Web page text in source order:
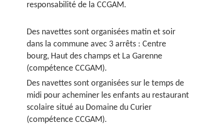
responsabilité de la CCGAM.
Des navettes sont organisées matin et soir
dans la commune avec 3 arrêts : Centre
bourg, Haut des champs et La Garenne
(compétence CCGAM).
Des navettes sont organisées sur le temps de
midi pour acheminer les enfants au restaurant
scolaire situé au Domaine du Curier
(compétence CCGAM).